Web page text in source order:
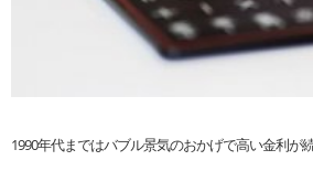
1990年代まではバブル景気のおかげで高い金利が